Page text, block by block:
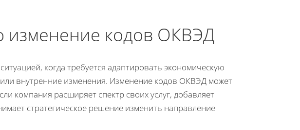
изменение кодов ОКВЭД
когда требуется адаптировать экономическую
внутренние изменения. Изменение кодов ОКВЭД может
компания расширяет спектр своих услуг, добавляет
стратегическое решение изменить направление